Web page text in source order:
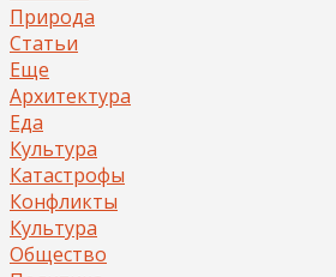
Природа
Статьи
Еще
Архитектура
Еда
Культура
Катастрофы
Конфликты
Культура
Общество